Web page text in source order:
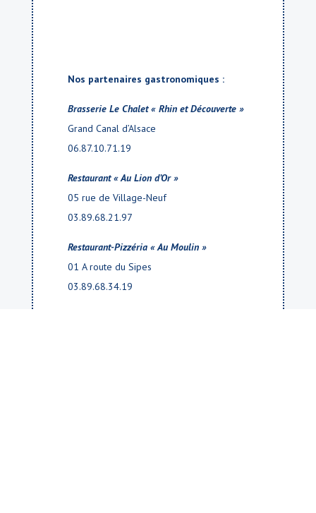
Nos partenaires gastronomiques :
Brasserie Le Chalet « Rhin et Découverte »
Grand Canal d’Alsace
06.87.10.71.19
Restaurant « Au Lion d’Or »
05 rue de Village-Neuf
03.89.68.21.97
Restaurant-Pizzéria « Au Moulin »
01 A route du Sipes
03.89.68.34.19